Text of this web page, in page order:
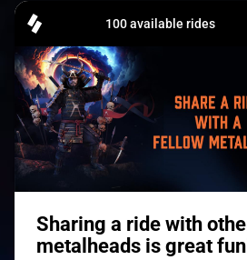
Tickets